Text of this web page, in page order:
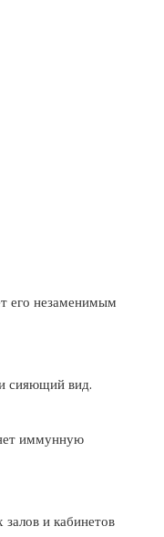
его незаменимым
сияющий вид.
иммунную
и кабинетов